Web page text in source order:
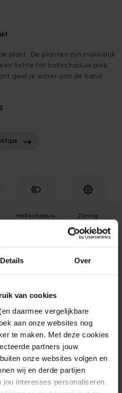
Details Over
van cookies
daarmee vergelijkbare
aan onze websites nog
te maken. Met deze cookies
partners jouw
onze websites volgen en
wij en derde partijen
interesses personaliseren.
plant. De planten zijn makkelijk
lichte tot halfschaduw plek
geef je water aan de hand
Halfschaduw Zonnig
Zonnig
een goed verlichte
de plant zo'n drie tot vijf uur
ontvangt. Op enkele meters